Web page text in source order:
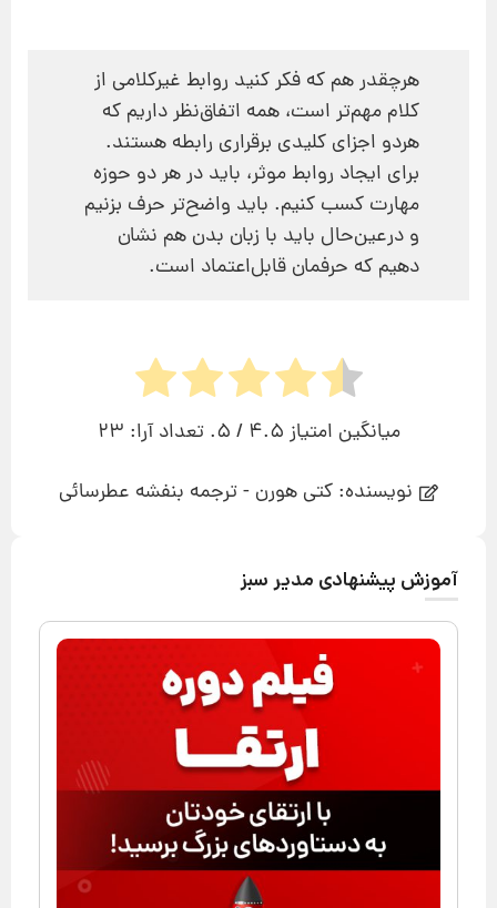
هرچقدر هم که فکر کنید روابط غیرکلامی از
کلام مهم‌تر است، همه اتفاق‌نظر داریم که
هردو اجزای کلیدی برقراری رابطه هستند.
برای ایجاد روابط موثر، باید در هر دو حوزه
مهارت کسب کنیم. باید واضح‌تر حرف بزنیم
و درعین‌حال باید با زبان بدن‌ هم نشان
دهیم که حرفمان قابل‌اعتماد است.
میانگین امتیاز 4.5 / 5. تعداد آرا:
23
نویسنده: کتی هورن - ترجمه بنفشه عطرسائی
آموزش پیشنهادی مدیر سبز